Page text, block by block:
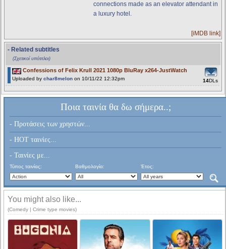
connections made as an elevator attendant in
a luxury hotel.
[iMDB link]
- Related subtitles
(Σχετικοί υπότιτλοι)
Confessions of Felix Krull 2021 1080p BluRay x264-JustWatch
Uploaded by char8melon on 10/11/22 12:32pm 14DLs
Ποια ταινία θα δω σήμερα..;
- Προτάσεις των χρηστών...
- HOT ταινίες...
- Ταινίες με...
Τύπος ταινίας: Βαθμολογία: Έτος:
You might also like...
(Comedy | Crime type movies)